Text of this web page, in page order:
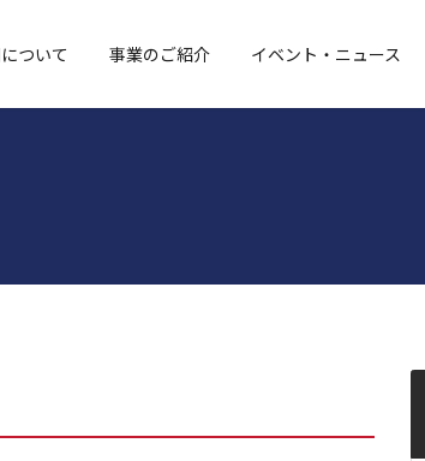
ついて 事業のご紹介 イベント・ニュース